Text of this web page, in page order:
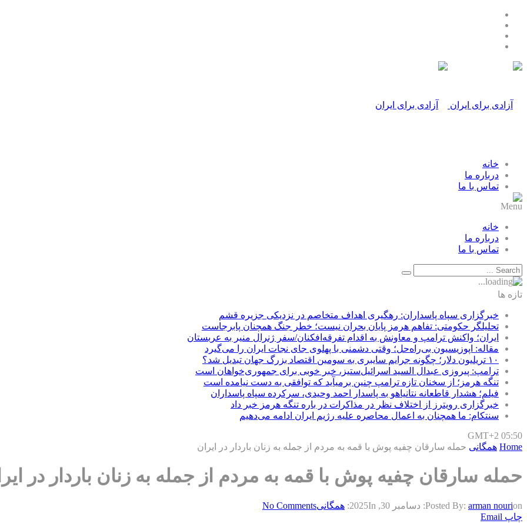
خانه
درباره ما
تماس با ما
Menu
خانه
درباره ما
تماس با ما
تازه ها
خبرگزاری سپاه پاسداران: رهگیری اهداف متخاصم در نزدیکی جزیره قشم
تحلیلگر حکومتی: تفاهم هرمز پایان بحران نیست؛ خطر جنگ همچنان پابرجاست
ایران؛ واکنش ترامپ و معاونش به اقدام تفرقه‌افکنان/سفر ژنرال منیر به عربستان
مقاله: اپوزیسیون بی‌راه‌حل؛ وقتی دشمنی با پهلوی جای نجات ایران را می‌گیرد
۱۰ تریلیون دلار؛ چگونه جرایم سایبری به سومین اقتصاد بزرگ جهان تبدیل شد؟
ترامپ: پیروزی عبدال السید اسرائیل‌ستیز، خبر خوبی برای جمهوری‌خواهان است
تنگه هرمز؛ از سخنان تازه ترامپ چنین برمیآید که توافقی به دست نیامده است
فیلم؛ هشدار قاطعانه نتانیاهو به پاسدار احمد وحیدی، سرکرده سپاه پاسداران
خبرگزاری رویترز از اختلاف نظر در مذاکرات در باره تنگه هرمز خبر داد
سنتکام: ما همچنان به اعمال محاصره علیه رژیم ایران ادامه می‌دهیم
GMT+2 05:50
Home همگانی حمله سارقان چفیه پوش با قمه به مردم از جمله به زنان باردار در ایران
حمله سارقان چفیه پوش با قمه به مردم از جمله به زنان باردار در
Posted By: arman nourion: دسامبر 30, 2025 In: همگانیNo Comments
چاپ Email